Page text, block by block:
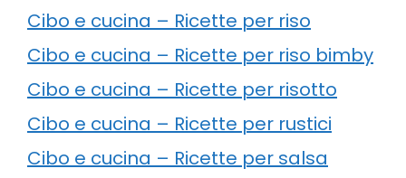
Cibo e cucina – Ricette per riso
Cibo e cucina – Ricette per riso bimby
Cibo e cucina – Ricette per risotto
Cibo e cucina – Ricette per rustici
Cibo e cucina – Ricette per salsa